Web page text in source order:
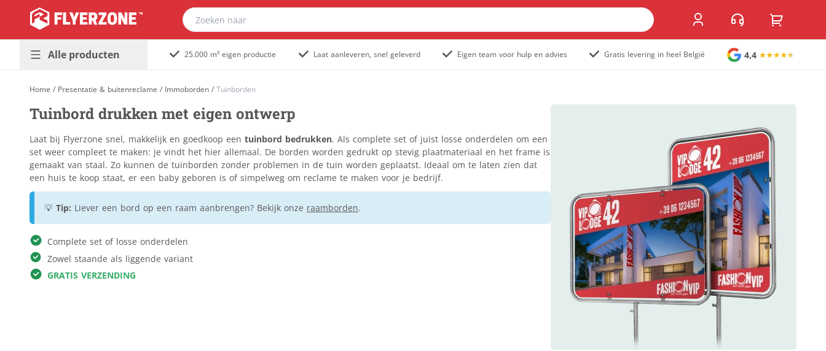
Alle producten
buitenreclame
Promotiedrukwerk
Huisstijl &
kantoor
Horeca &
Stickers &
Verpakkingen &
relatiegeschenken
Dibond
Populair
Foamboard
Forex
Populair
Gevelreclame
Golfkarton
Massief karton
Naambordjes
Stoepborden
Tuinposter
Staande banners
Outdoor rollup banners
Vlaggen en accessoires
Populair
Overig
Kofferlabel
Sandwichborden
Tuincirkel
Welkomstbord
25.000 m² eigen productie Laat aanleveren, snel geleverd Eigen team voor hulp en advies Gratis levering in heel België 4,4
Home / Presentatie & buitenreclame / Immoborden / Tuinborden
Tuinbord drukken met eigen ontwerp
Laat bij Flyerzone snel, makkelijk en goedkoop een tuinbord bedrukken. Als complete set of juist losse onderdelen om een
set weer compleet te maken: je vindt het hier allemaal. De borden worden gedrukt op stevig plaatmateriaal en het frame is
gemaakt van staal. Zo kunnen de tuinborden zonder problemen in de tuin worden geplaatst. Ideaal om te laten zien dat
een huis te koop staat, er een baby geboren is of simpelweg om reclame te maken voor je bedrijf.
💡 Tip: Liever een bord op een raam aanbrengen? Bekijk onze raamborden.
Complete set of losse onderdelen
Zowel staande als liggende variant
GRATIS VERZENDING